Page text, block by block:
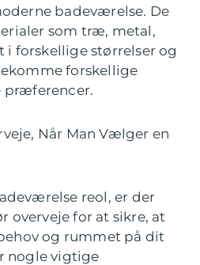
badeværelse. De
som træ, metal,
i forskellige størrelser og
forskellige
præferencer.
Når Man Vælger en
reol, er der
overveje for at sikre, at
og rummet på dit
nogle vigtige